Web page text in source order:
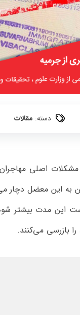
دسته: مقالات
اصلی
به این معضل دچار
این مدت بیشتر
بازرسی می‌کنند.